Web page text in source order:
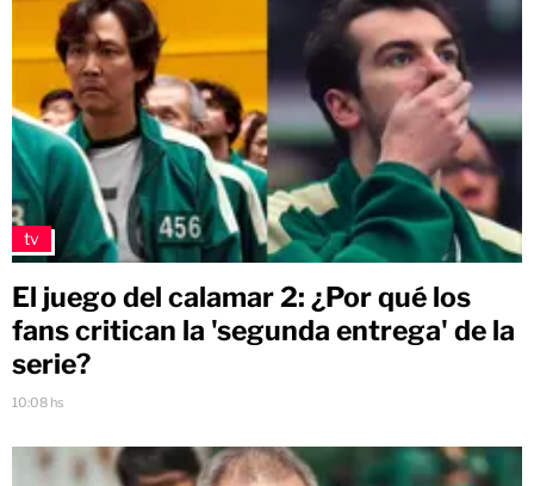
tv
El juego del calamar 2: ¿Por qué los
fans critican la 'segunda entrega' de la
serie?
10:08 hs